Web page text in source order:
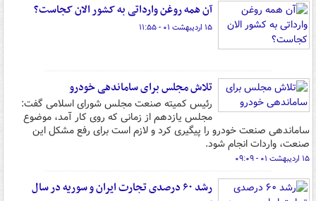
آن همه روغن وارداتی به کشور الان کجاست؟
۱۵ اردیبهشت ۰۱ - ۱۱:۵۵
تلاش مجلس برای ساماندهی خودرو
رئیس کمیته صنعت مجلس شورای اسلامی گفت:
مجلس یازدهم از زمانی که روی کار آمد، موضوع
ساماندهی صنعت خودرو را پیگیری کرد و لازم است برای رفع مشکل این
صنعت، واردات انجام شود.
۱۵ اردیبهشت ۰۱ - ۰۹:۰۹
رشد ۶۰ درصدی تجارت ایران و سوریه در سال